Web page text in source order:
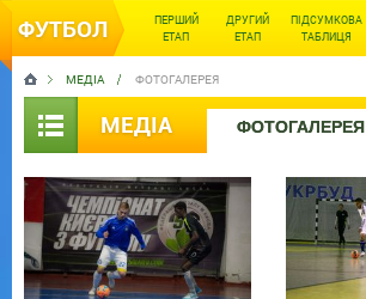
ФУТБОЛ
ПЕРШИЙ
ЕТАП
ДРУГИЙ
ЕТАП
ПІДСУМКОВА
ТАБЛИЦЯ
МЕДІА ФОТОГАЛЕРЕЯ
МЕДІА ФОТОГАЛЕРЕЯ